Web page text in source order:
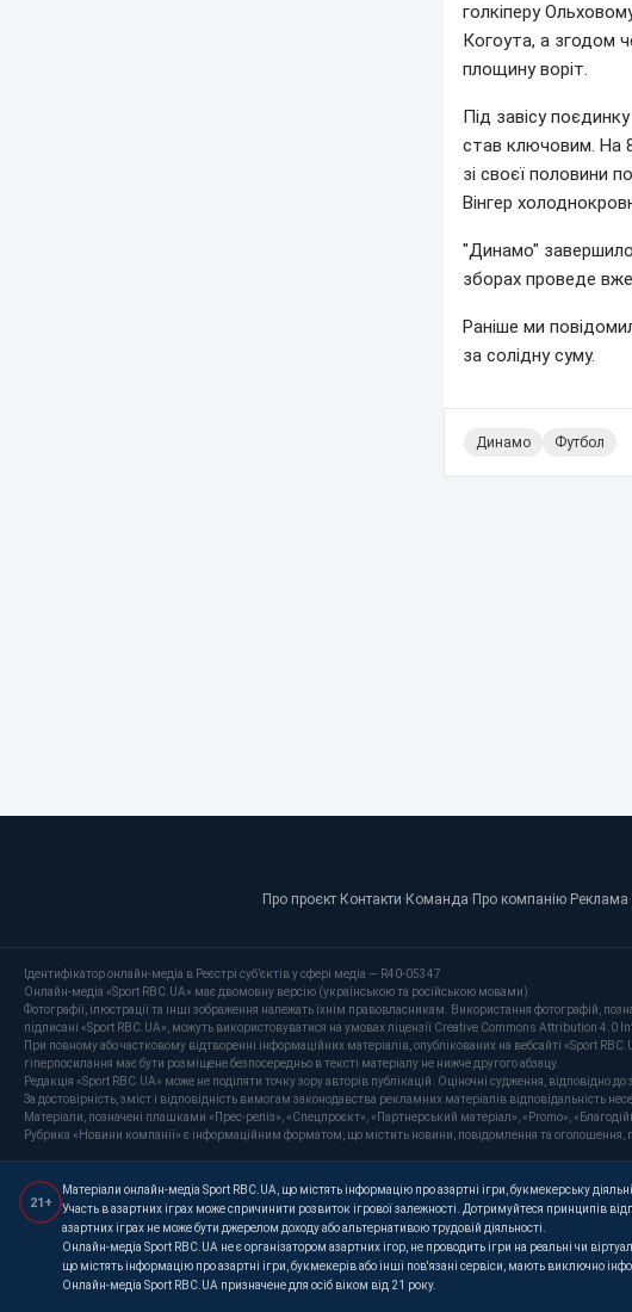
голкіперу
Когоута, а згодом
площину воріт.
Під завісу
став ключовим. На
зі своєї половини
Вінгер
"Динамо" завершило
зборах проведе
Раніше ми
за солідну суму.
Динамо Футбол
Про проєкт· Контакти· Команда· Про компанію· Реклама·
Ідентифікатор онлайн-медіа в Реєстрі суб’єктів у сфері медіа — R40-05347
Онлайн-медіа «Sport RBC.UA» має двомовну версію (українською та російською мовами).
Фотографії, ілюстрації та інші зображення належать їхнім правовласникам. Використання фотографій,
підписані «Sport RBC.UA», можуть використовуватися на умовах ліцензії Creative Commons Attribution 4.0
При повному або частковому відтворенні інформаційних матеріалів, опублікованих на вебсайті «Sport
гіперпосилання має бути розміщене безпосередньо в тексті матеріалу не нижче другого абзацу.
Редакція «Sport RBC.UA» може не поділяти точку зору авторів публікацій. Оціночні судження, відповідно
За достовірність, зміст і відповідність вимогам законодавства рекламних матеріалів відповідальність
Матеріали, позначені плашками «Прес-реліз», «Спецпроєкт», «Партнерський матеріал», «Promo»,
Рубрика «Новини компанії» є інформаційним форматом, що містить новини, повідомлення та оголошення,
21+
Матеріали онлайн-медіа Sport RBC.UA, що містять інформацію про азартні ігри, букмекерську
Участь в азартних іграх може спричинити розвиток ігрової залежності. Дотримуйтеся принципів
азартних іграх не може бути джерелом доходу або альтернативою трудовій діяльності.
Онлайн-медіа Sport RBC.UA не є організатором азартних ігор, не проводить ігри на реальні чи
що містять інформацію про азартні ігри, букмекерів або інші пов'язані сервіси, мають виключно
Онлайн-медіа Sport RBC.UA призначене для осіб віком від 21 року.